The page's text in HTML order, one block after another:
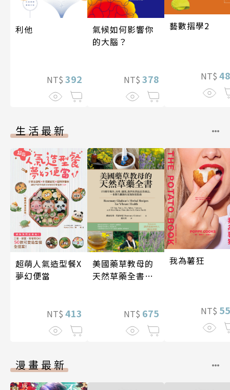
利他
NT$ 392
氣候如何影響你
的大腦？
NT$ 378
藝數摺學2
NT$
生活最新
超萌人氣造型餐X
夢幻便當
NT$ 413
美國藥草教母的
天然草藥全書
NT$ 675
我為薯狂
NT$
漫畫最新